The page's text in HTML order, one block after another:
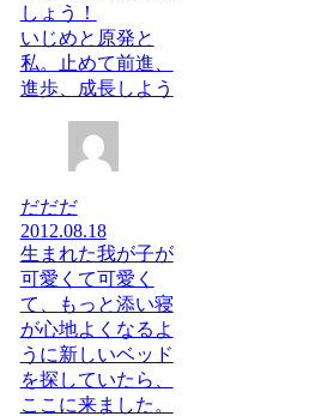
しょう！
いじめと原発と
私。止めて前進、
進歩、成長しよう
だだだ
2012.08.18
生まれた我が子が
可愛くて可愛く
て、もっと添い寝
が心地よくなるよ
うに新しいベッド
を探していたら、
ここに来ました。